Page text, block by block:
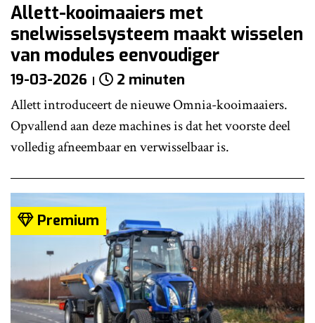
Allett-kooimaaiers met
snelwisselsysteem maakt wisselen
van modules eenvoudiger
19-03-2026 2 minuten
Allett introduceert de nieuwe Omnia-kooimaaiers.
Opvallend aan deze machines is dat het voorste deel
volledig afneembaar en verwisselbaar is.
Premium